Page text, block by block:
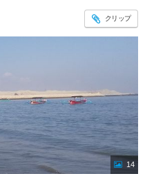
クリップ
14